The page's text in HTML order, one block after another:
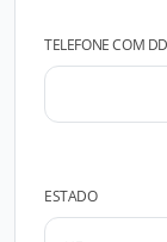
TELEFONE COM
ESTADO